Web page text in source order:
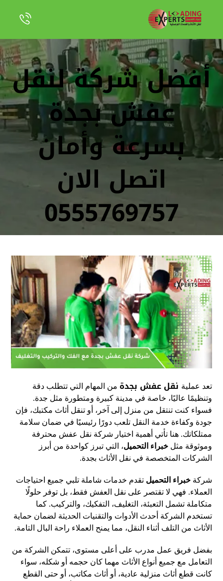
أفضل شركة لنقل
عفش بجدة
بسرعة وأمان
اتصل الان
0555769757
تعد عملية نقل عفش بجدة من المهام التي تتطلب دقة
وتنظيمًا عاليًا، خاصة في مدينة كبيرة ومتطورة مثل جدة.
فسواء كنت تنتقل من منزل إلى آخر، أو تنقل أثاث مكتبك، فإن
جودة وكفاءة خدمة النقل تلعب دورًا رئيسيًا في ضمان سلامة
ممتلكاتك. هنا تأتي أهمية اختيار شركة نقل عفش محترفة
وموثوقة مثلخبراء التحميل، التي تبرز كواحدة من أبرز
الشركات المتخصصة في نقل الأثاث بجدة.
شركةخبراء التحميل تقدم خدمات شاملة تلبي جميع احتياجات
العملاء. فهي لا تقتصر على نقل العفش فقط، بل توفر حلولًا
متكاملة تشمل التعبئة، التغليف، التفكيك، والتركيب. كما
تستخدم الشركة أحدث الأدوات والتقنيات الحديثة لضمان حماية
الأثاث من التلف أثناء النقل، مما يمنح العملاء راحة البال التامة.
بفضل فريق عمل مدرب على أعلى مستوى، تتمكن الشركة من
التعامل مع جميع أنواع الأثاث مهما كان حجمه أو شكله، سواء
كانت قطع أثاث منزلية عادية، أو أثاث مكاتب، أو حتى القطع